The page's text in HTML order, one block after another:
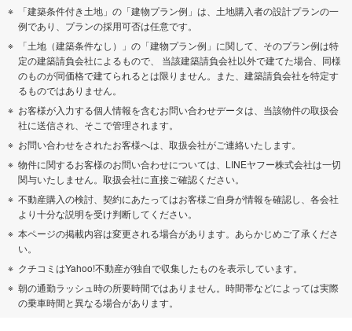
「建築条件付き土地」の「建物プラン例」は、土地購入者の設計プランの一
例であり、プランの採用可否は任意です。
「土地（建築条件なし）」の「建物プラン例」に関して、そのプラン例は特
定の建築請負会社によるもので、 当該建築請負会社以外で建てた場合、同様
のものが同価格で建てられるとは限りません。また、建築請負会社を特定す
るものではありません。
お客様が入力する個人情報を含むお問い合わせデータは、当該物件の取扱会
社に送信され、そこで管理されます。
お問い合わせをされたお客様へは、取扱会社がご連絡いたします。
物件に関するお客様のお問い合わせについては、LINEヤフー株式会社は一切
関与いたしません。取扱会社に直接ご確認ください。
不動産購入の検討、契約にあたってはお客様ご自身が情報を確認し、各会社
より十分な説明を受け判断してください。
本ページの掲載内容は変更される場合があります。あらかじめご了承くださ
い。
クチコミはYahoo!不動産が独自で収集したものを表示しています。
朝の通勤ラッシュ時の所要時間ではありません。時間帯などによっては実際
の乗車時間と異なる場合があります。